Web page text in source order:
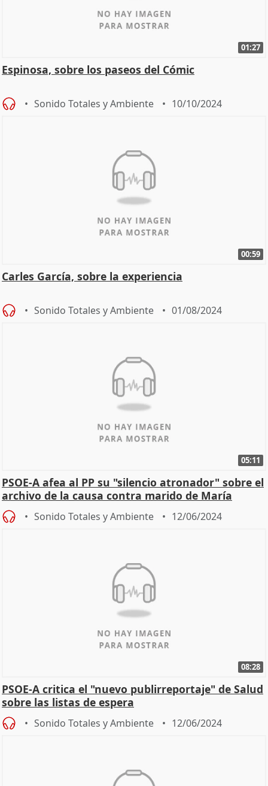
01:27
Espinosa, sobre los paseos del Cómic
Sonido Totales y Ambiente 10/10/2024
00:59
Carles García, sobre la experiencia
Sonido Totales y Ambiente 01/08/2024
05:11
PSOE-A afea al PP su "silencio atronador" sobre el
archivo de la causa contra marido de María
Gámez
Sonido Totales y Ambiente 12/06/2024
08:28
PSOE-A critica el "nuevo publirreportaje" de Salud
sobre las listas de espera
Sonido Totales y Ambiente 12/06/2024